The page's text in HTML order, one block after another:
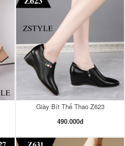
Giày Bít Thể Thao Z623
490.000đ